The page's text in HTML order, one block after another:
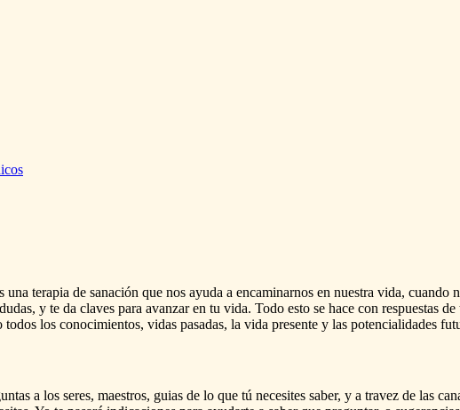
una terapia de sanación que nos ayuda a encaminarnos en nuestra vida, cuando
dudas, y te da claves para avanzar en tu vida. Todo esto se hace con respuestas de
todos los conocimientos, vidas pasadas, la vida presente y las potencialidades
a los seres, maestros, guias de lo que tú necesites saber, y a travez de las